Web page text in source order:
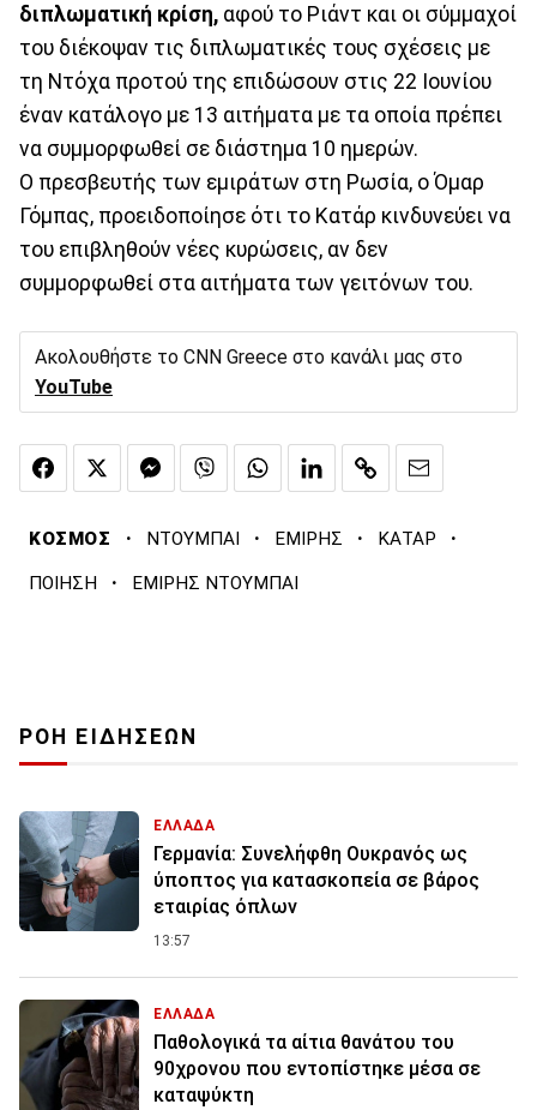
διπλωματική κρίση, αφού το Ριάντ και οι σύμμαχοί
του διέκοψαν τις διπλωματικές τους σχέσεις με
τη Ντόχα προτού της επιδώσουν στις 22 Ιουνίου
έναν κατάλογο με 13 αιτήματα με τα οποία πρέπει
να συμμορφωθεί σε διάστημα 10 ημερών.
Ο πρεσβευτής των εμιράτων στη Ρωσία, ο Όμαρ
Γόμπας, προειδοποίησε ότι το Κατάρ κινδυνεύει να
του επιβληθούν νέες κυρώσεις, αν δεν
συμμορφωθεί στα αιτήματα των γειτόνων του.
Ακολουθήστε το CNN Greece στο κανάλι μας στο
YouTube
ΚΟΣΜΟΣ · ΝΤΟΥΜΠΑΙ · ΕΜΙΡΗΣ · ΚΑΤΑΡ ·
ΠΟΙΗΣΗ · ΕΜΙΡΗΣ ΝΤΟΥΜΠΑΙ
ΡΟΗ ΕΙΔΗΣΕΩΝ
ΕΛΛΑΔΑ
Γερμανία: Συνελήφθη Ουκρανός ως
ύποπτος για κατασκοπεία σε βάρος
εταιρίας όπλων
13:57
ΕΛΛΑΔΑ
Παθολογικά τα αίτια θανάτου του
90χρονου που εντοπίστηκε μέσα σε
καταψύκτη